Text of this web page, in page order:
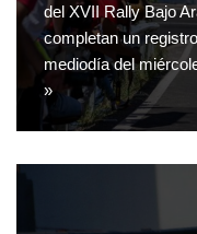
del XVII Rally Bajo
completan un
mediodía del
»